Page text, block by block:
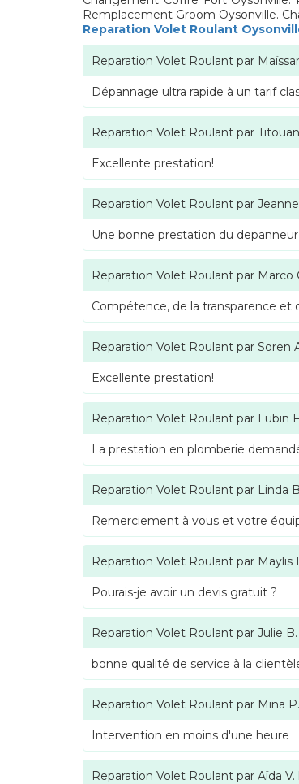
Remplacement Groom Oysonville.
Reparation Volet Roulant
Reparation Volet Roulant par
Dépannage ultra rapide à un tarif
Reparation Volet Roulant par
Excellente prestation!
Reparation Volet Roulant par
Une bonne prestation du depanneur
Reparation Volet Roulant par Marco
Compétence, de la transparence et
Reparation Volet Roulant par Soren
Excellente prestation!
Reparation Volet Roulant par Lubin
La prestation en plomberie
Reparation Volet Roulant par Linda
Remerciement à vous et votre
Reparation Volet Roulant par Maylis
Pourais-je avoir un devis gratuit ?
Reparation Volet Roulant par Julie B.
bonne qualité de service à la
Reparation Volet Roulant par Mina P.
Intervention en moins d'une heure
Reparation Volet Roulant par Aïda V.